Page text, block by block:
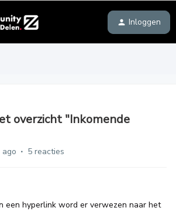
Inloggen
overzicht "Inkomende
ago 5 reacties
een hyperlink word er verwezen naar het